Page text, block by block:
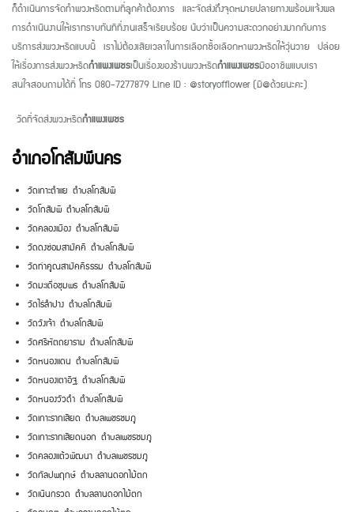
ก็ดำเนินการจัดทำพวงหรีดตามที่ลูกค้าต้องการ และจัดส่งถึงจุดหมายปลายทางพร้อมแจ้งผล
การดำเนินงานให้เราทราบทันทีที่งานเสร็จเรียบร้อย นับว่าเป็นความสะดวกอย่างมากกับการ
บริการส่งพวงหรีดแบบนี้ เราไม่ต้องเสียเวลาในการเลือกซื้อเลือกหาพวงหรีดให้วุ่นวาย ปล่อย
ให้เรื่องการส่งพวงหรีดกำแพงเพชรเป็นเรื่องของร้านพวงหรีดกำแพงเพชรมืออาชีพแบบเรา
สนใจสอบถามได้ที่ โทร 080-7277879 Line ID : @storyofflower (มี@ด้วยนะคะ)
วัดที่จัดส่งพวงหรีดกำแพงเพชร
อำเภอโกสัมพีนคร
วัดเกาะตำแย ตำบลโกสัมพี
วัดโกสัมพี ตำบลโกสัมพี
วัดคลองเมือง ตำบลโกสัมพี
วัดดงซ่อมสามัคคี ตำบลโกสัมพี
วัดท่าคูณสามัคคีธรรม ตำบลโกสัมพี
วัดมะเดื่อชุมพร ตำบลโกสัมพี
วัดไร่ลำปาง ตำบลโกสัมพี
วัดวังเจ้า ตำบลโกสัมพี
วัดศรีหัตถยาราม ตำบลโกสัมพี
วัดหนองแดน ตำบลโกสัมพี
วัดหนองเตาอิฐ ตำบลโกสัมพี
วัดหนองวัวดำ ตำบลโกสัมพี
วัดเกาะรากเสียด ตำบลเพชรชมภู
วัดเกาะรากเสียดนอก ตำบลเพชรชมภู
วัดคลองแต้วพัฒนา ตำบลเพชรชมภู
วัดกัลปพฤกษ์ ตำบลลานดอกไม้ตก
วัดเนินกรวด ตำบลลานดอกไม้ตก